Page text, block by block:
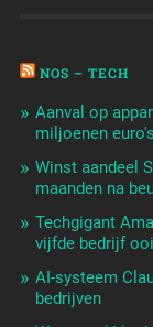
NOS – TECH
Aanval op
miljoenen
Winst aandeel
maanden na
Techgigant
vijfde bedrijf
AI-systeem
bedrijven